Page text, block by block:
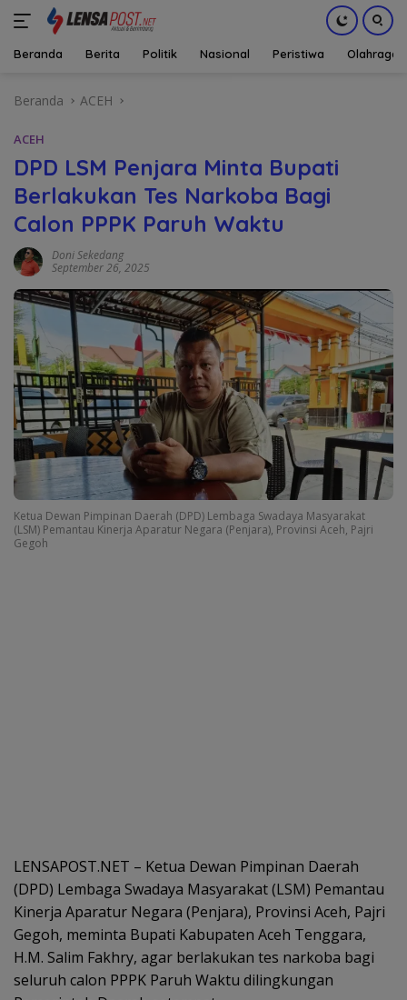
Beranda Berita Politik Nasional Peristiwa Olahraga
Beranda ACEH
ACEH
DPD LSM Penjara Minta Bupati
Berlakukan Tes Narkoba Bagi
Calon PPPK Paruh Waktu
Doni Sekedang
September 26, 2025
Ketua Dewan Pimpinan Daerah (DPD) Lembaga Swadaya Masyarakat
(LSM) Pemantau Kinerja Aparatur Negara (Penjara), Provinsi Aceh, Pajri
Gegoh
LENSAPOST.NET – Ketua Dewan Pimpinan Daerah
(DPD) Lembaga Swadaya Masyarakat (LSM) Pemantau
Kinerja Aparatur Negara (Penjara), Provinsi Aceh, Pajri
Gegoh, meminta Bupati Kabupaten Aceh Tenggara,
H.M. Salim Fakhry, agar berlakukan tes narkoba bagi
seluruh calon PPPK Paruh Waktu dilingkungan